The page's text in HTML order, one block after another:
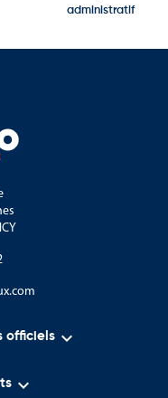
administratif
officiels 
